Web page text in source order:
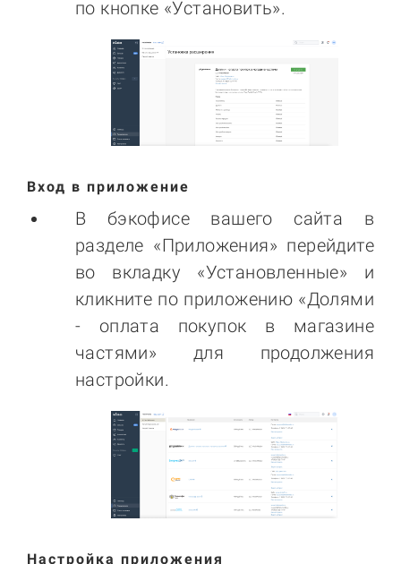
по кнопке «Установить».
Вход в приложение
В бэкофисе вашего сайта в
разделе «Приложения» перейдите
во вкладку «Установленные» и
кликните по приложению «Долями
- оплата покупок в магазине
частями» для продолжения
настройки.
Настройка приложения